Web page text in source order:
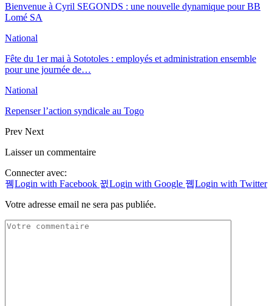
Bienvenue à Cyril SEGONDS : une nouvelle dynamique pour BB
Lomé SA
National
Fête du 1er mai à Sototoles : employés et administration ensemble
pour une journée de…
National
Repenser l’action syndicale au Togo
Prev Next
Laisser un commentaire
Connecter avec:
Login with Facebook
Login with Google
Login with Twitter
Votre adresse email ne sera pas publiée.